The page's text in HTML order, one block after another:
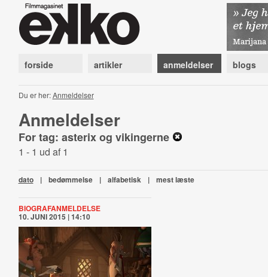
forside artikler anmeldelser blogs
Du er her:Anmeldelser
Anmeldelser
For tag: asterix og vikingerne
1 - 1 ud af 1
dato | bedømmelse | alfabetisk | mest læste
BIOGRAFANMELDELSE
10. JUNI 2015 | 14:10